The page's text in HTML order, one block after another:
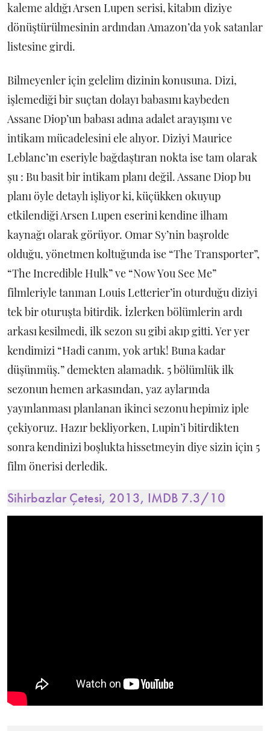
kaleme aldığı Arsen Lupen serisi, kitabın diziye
dönüştürülmesinin ardından Amazon’da yok satanlar
listesine girdi.
Bilmeyenler için gelelim dizinin konusuna. Dizi,
işlemediği bir suçtan dolayı babasını kaybeden
Assane Diop’un babası adına adalet arayışını ve
intikam mücadelesini ele alıyor. Diziyi Maurice
Leblanc’ın eseriyle bağdaştıran nokta ise tam olarak
şu : Bu basit bir intikam planı değil. Assane Diop bu
planı öyle detaylı işliyor ki, küçükken okuyup
etkilendiği Arsen Lupen eserini kendine ilham
kaynağı olarak görüyor. Omar Sy’nin başrolde
olduğu, yönetmen koltuğunda ise “The Transporter”,
“The Incredible Hulk” ve “Now You See Me”
filmleriyle tanınan Louis Letterier’in oturduğu diziyi
tek bir oturuşta bitirdik. İzlerken bölümlerin ardı
arkası kesilmedi, ilk sezon su gibi akıp gitti. Yer yer
kendimizi “Hadi canım, yok artık! Buna kadar
düşünmüş.” demekten alamadık. 5 bölümlük ilk
sezonun hemen arkasından, yaz aylarında
yayınlanması planlanan ikinci sezonu hepimiz iple
çekiyoruz. Hazır bekliyorken, Lupin’i bitirdikten
sonra kendinizi boşlukta hissetmeyin diye sizin için 5
film önerisi derledik.
Sihirbazlar Çetesi, 2013, IMDB 7.3/10